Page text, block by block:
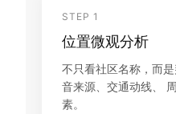
STEP 1
位置微观分析
不只看社区名称，而
音来源、交通动线、
素。